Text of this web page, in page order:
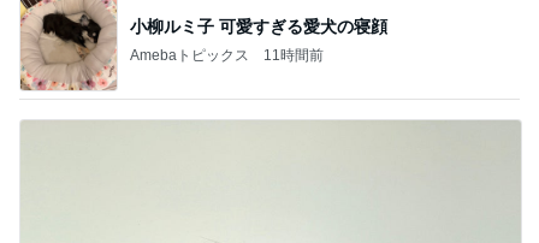
小柳ルミ子 可愛すぎる愛犬の寝顔
Amebaトピックス 11時間前